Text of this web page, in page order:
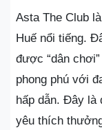
Asta The Club
Huế nổi tiếng.
được “dân
phong phú với
hấp dẫn. Đây là
yêu thích